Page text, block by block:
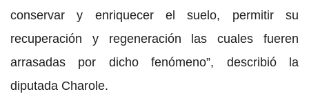
conservar y enriquecer el suelo, permitir su
recuperación y regeneración las cuales fueren
arrasadas por dicho fenómeno”, describió la
diputada Charole.